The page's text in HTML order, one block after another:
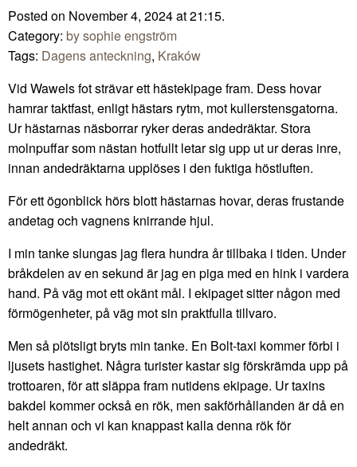
Posted on November 4, 2024 at 21:15.
Category: by sophie engström
Tags: Dagens anteckning, Kraków
Vid Wawels fot strävar ett hästekipage fram. Dess hovar
hamrar taktfast, enligt hästars rytm, mot kullerstensgatorna.
Ur hästarnas näsborrar ryker deras andedräktar. Stora
molnpuffar som nästan hotfullt letar sig upp ut ur deras inre,
innan andedräktarna upplöses i den fuktiga höstluften.
För ett ögonblick hörs blott hästarnas hovar, deras frustande
andetag och vagnens knirrande hjul.
I min tanke slungas jag flera hundra år tillbaka i tiden. Under
bråkdelen av en sekund är jag en piga med en hink i vardera
hand. På väg mot ett okänt mål. I ekipaget sitter någon med
förmögenheter, på väg mot sin praktfulla tillvaro.
Men så plötsligt bryts min tanke. En Bolt-taxi kommer förbi i
ljusets hastighet. Några turister kastar sig förskrämda upp på
trottoaren, för att släppa fram nutidens ekipage. Ur taxins
bakdel kommer också en rök, men sakförhållanden är då en
helt annan och vi kan knappast kalla denna rök för
andedräkt.